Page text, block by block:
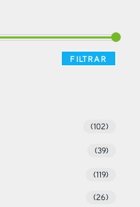
FILTRAR
(102)
(39)
(119)
(26)